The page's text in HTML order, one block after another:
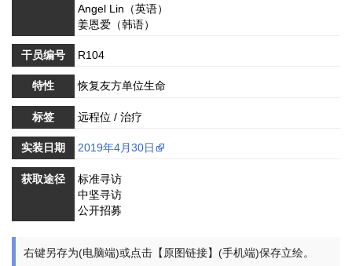
Angel Lin（英语）
姜恩爱（韩语）
干员编号 R104
特性 恢复友方单位生命
标签 远程位 / 治疗
实装日期 2019年4月30日
获取途径
标准寻访
中坚寻访
公开招募
右键另存为(电脑端)或点击【原图链接】(手机端)保存立绘。